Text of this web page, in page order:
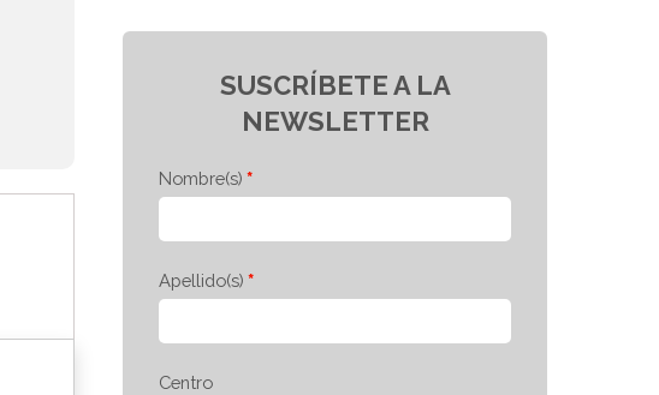
SUSCRÍBETE A LA
NEWSLETTER
Nombre(s)
Apellido(s)
Centro